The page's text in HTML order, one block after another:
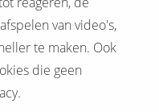
van video's,
te maken. Ook
die geen